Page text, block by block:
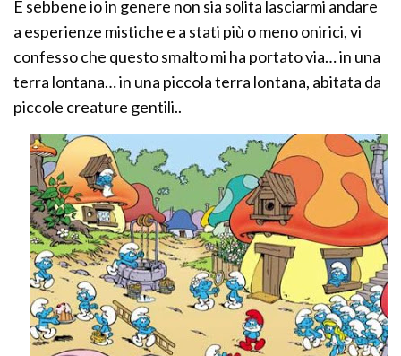
E sebbene io in genere non sia solita lasciarmi andare
a esperienze mistiche e a stati più o meno onirici, vi
confesso che questo smalto mi ha portato via… in una
terra lontana… in una piccola terra lontana, abitata da
piccole creature gentili..